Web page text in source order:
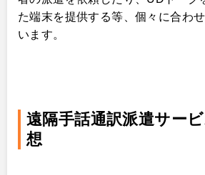
た端末を提供する等、個々に合わ
います。
遠隔手話通訳派遣サー
想